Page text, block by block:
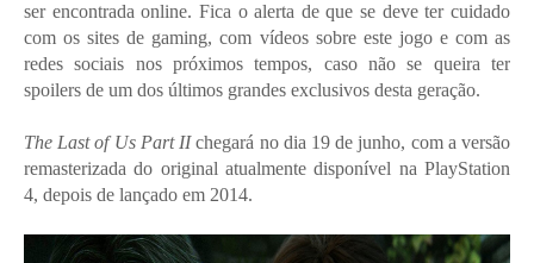
ser encontrada online. Fica o alerta de que se deve ter cuidado
com os sites de gaming, com vídeos sobre este jogo e com as
redes sociais nos próximos tempos, caso não se queira ter
spoilers de um dos últimos grandes exclusivos desta geração.
The Last of Us Part IIchegará no dia 19 de junho, com a versão
remasterizada do original atualmente disponível na PlayStation
4, depois de lançado em 2014.